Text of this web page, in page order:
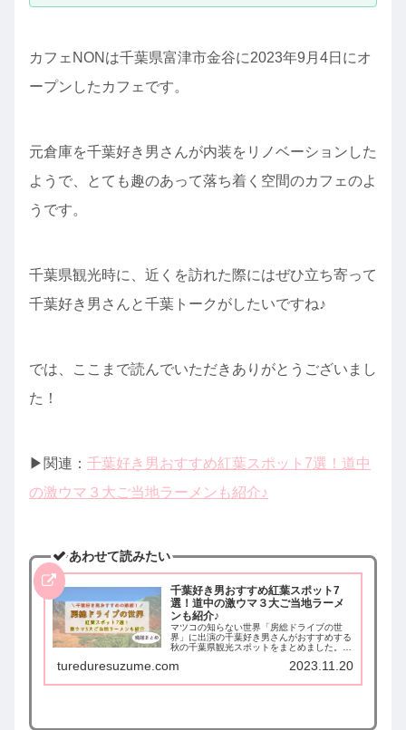
カフェNONは千葉県富津市金谷に2023年9月4日にオ
ープンしたカフェです。
元倉庫を千葉好き男さんが内装をリノベーションした
ようで、とても趣のあって落ち着く空間のカフェのよ
うです。
千葉県観光時に、近くを訪れた際にはぜひ立ち寄って
千葉好き男さんと千葉トークがしたいですね♪
では、ここまで読んでいただきありがとうございまし
た！
▶︎関連： 千葉好き男おすすめ紅葉スポット7選！道中
の激ウマ３大ご当地ラーメンも紹介♪
あわせて読みたい
千葉好き男おすすめ紅葉スポット7
選！道中の激ウマ３大ご当地ラーメ
ンも紹介♪
マツコの知らない世界「房総ドライブの世
界」に出演の千葉好き男さんがおすすめする
秋の千葉県観光スポットをまとめました。前
ポット7選」。後半では、「激ウマ３大ご当
tureduresuzume.com 2023.11.20